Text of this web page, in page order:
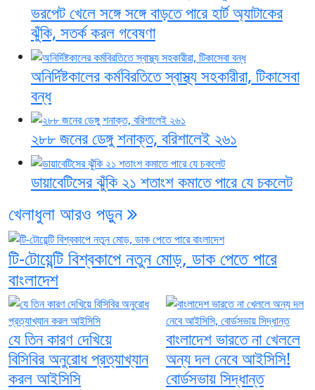
ভরপেট খেলে সঙ্গে সঙ্গে বাড়তে পারে হার্ট অ্যাটাকের
ঝুঁকি, সতর্ক করল গবেষণা
অনির্দিষ্টকালের কর্মবিরতিতে স্বাস্থ্য সহকারীরা, টিকাসেবা
বন্ধ
২৮৮ জনের ডেঙ্গু শনাক্ত, বরিশালেই ২৬১
ডায়াবেটিসের ঝুঁকি ২১ শতাংশ কমাতে পারে যে চকলেট
খেলাধুলা আরও পড়ুন
টি-টোয়েন্টি বিশ্বকাপে নতুন মোড়, ডাক পেতে পারে
বাংলাদেশ
যে তিন কারণ দেখিয়ে
বিসিবির অনুরোধ প্রত্যাখ্যান
করল আইসিসি
বাংলাদেশ ভারতে না খেললে
অন্য দল নেবে আইসিসি!
বোর্ডসভায় সিদ্ধান্ত